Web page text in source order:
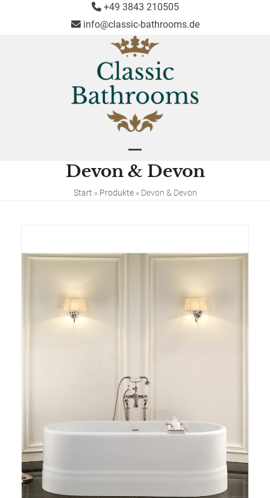
+49 3843 210505
info@classic-bathrooms.de
Open
mobile
menu
Close
mobile
menu
Devon & Devon
Start » Produkte» Devon & Devon